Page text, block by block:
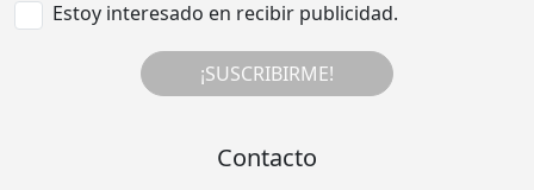
Estoy interesado en recibir publicidad.
¡SUSCRIBIRME!
Contacto